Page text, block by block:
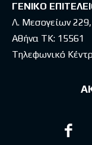
ΓΕΝΙΚΟ
Λ. Μεσογείων
Αθήνα ΤΚ: 15561
Τηλεφωνικό